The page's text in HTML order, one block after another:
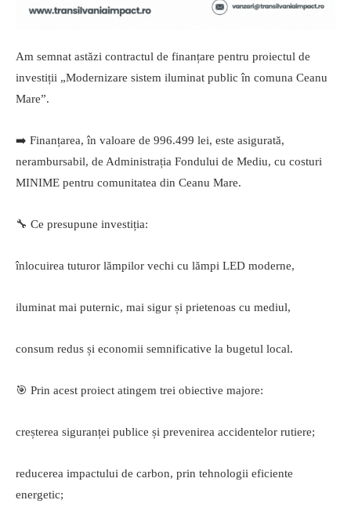
Am semnat astăzi contractul de finanțare pentru proiectul de
investiții „Modernizare sistem iluminat public în comuna Ceanu
Mare”.
➡️ Finanțarea, în valoare de 996.499 lei, este asigurată,
nerambursabil, de Administrația Fondului de Mediu, cu costuri
MINIME pentru comunitatea din Ceanu Mare.
🔧 Ce presupune investiția:
înlocuirea tuturor lămpilor vechi cu lămpi LED moderne,
iluminat mai puternic, mai sigur și prietenoas cu mediul,
consum redus și economii semnificative la bugetul local.
🎯 Prin acest proiect atingem trei obiective majore:
creșterea siguranței publice și prevenirea accidentelor rutiere;
reducerea impactului de carbon, prin tehnologii eficiente
energetic;